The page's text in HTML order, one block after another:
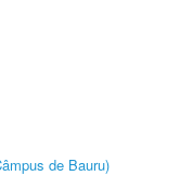
de Bauru)